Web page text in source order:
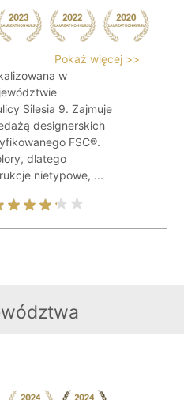
Pokaż więcej >>
w
Silesia 9. Zajmuje
designerskich
FSC®.
dlatego
nietypowe, ...